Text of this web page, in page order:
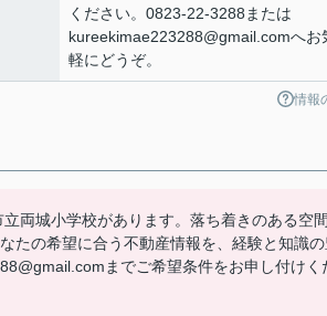
ください。0823-22-3288または
kureekimae223288@gmail.comへお
軽にどうぞ。
情報
両城小学校があります。落ち着きのある空間
たの希望に合う不動産情報を、経験と知識の
までご希望条件をお申し付けく